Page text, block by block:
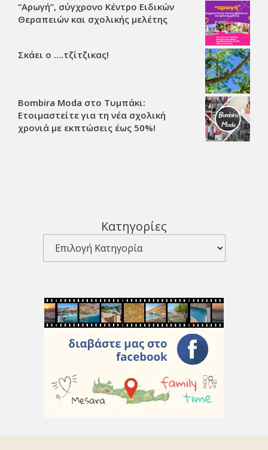
“Αρωγή”, σύγχρονο Κέντρο Ειδικών
Θεραπειών και σχολικής μελέτης
Σκάει ο ….τζίτζικας!
Bombira Moda στο Τυμπάκι:
Ετοιμαστείτε για τη νέα σχολική
χρονιά με εκπτώσεις έως 50%!
Κατηγορίες